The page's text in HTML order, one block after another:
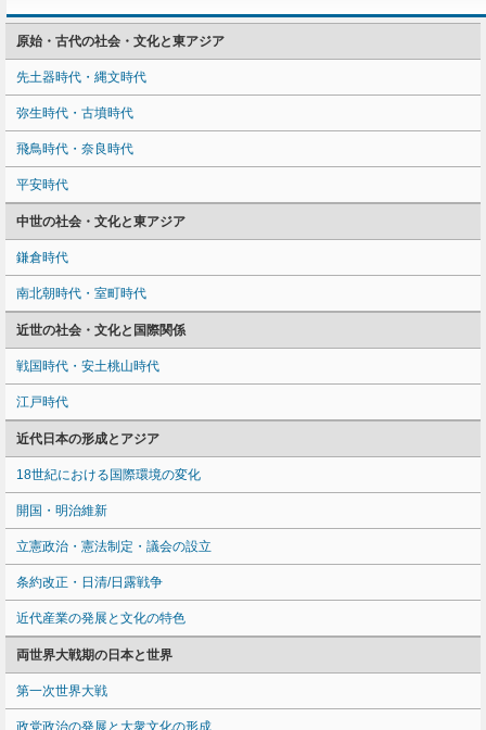
原始・古代の社会・文化と東アジア
先土器時代・縄文時代
弥生時代・古墳時代
飛鳥時代・奈良時代
平安時代
中世の社会・文化と東アジア
鎌倉時代
南北朝時代・室町時代
近世の社会・文化と国際関係
戦国時代・安土桃山時代
江戸時代
近代日本の形成とアジア
18世紀における国際環境の変化
開国・明治維新
立憲政治・憲法制定・議会の設立
条約改正・日清/日露戦争
近代産業の発展と文化の特色
両世界大戦期の日本と世界
第一次世界大戦
政党政治の発展と大衆文化の形成